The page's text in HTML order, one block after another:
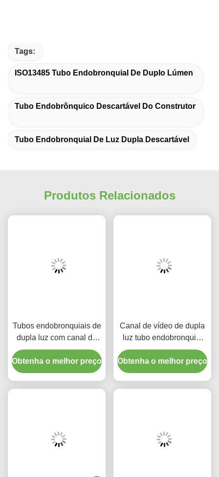
Tags:
ISO13485 Tubo Endobronquial De Duplo Lúmen
Tubo Endobrônquico Descartável Do Construtor
Tubo Endobronquial De Luz Dupla Descartável
Produtos Relacionados
Tubos endobronquiais de
dupla luz com canal de
vídeo
Obtenha o melhor preço
Canal de vídeo de dupla
luz tubo endobronquial
PVC visual oral plano
Obtenha o melhor preço